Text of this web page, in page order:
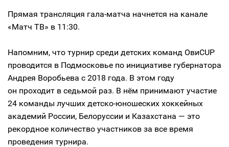
Прямая трансляция гала-матча начнется на канале
«Матч ТВ» в 11:30.
Напомним, что турнир среди детских команд ОвиCUP
проводится в Подмосковье по инициативе губернатора
Андрея Воробьева с 2018 года. В этом году
он проходит в седьмой раз. В нём принимают участие
24 команды лучших детско-юношеских хоккейных
академий России, Белоруссии и Казахстана — это
рекордное количество участников за все время
проведения турнира.